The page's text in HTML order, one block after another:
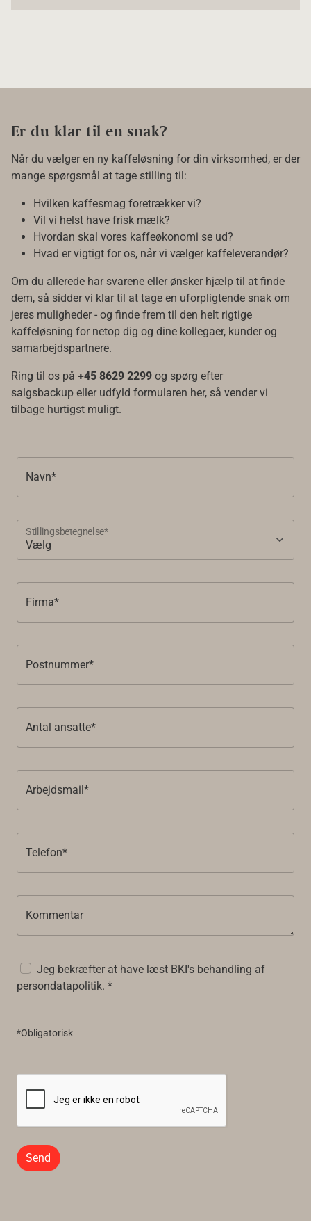
Er du klar til en snak?
Når du vælger en ny kaffeløsning for din virksomhed, er der
mange spørgsmål at tage stilling til:
Hvilken kaffesmag foretrækker vi?
Vil vi helst have frisk mælk?
Hvordan skal vores kaffeøkonomi se ud?
Hvad er vigtigt for os, når vi vælger kaffeleverandør?
Om du allerede har svarene eller ønsker hjælp til at finde
dem, så sidder vi klar til at tage en uforpligtende snak om
jeres muligheder - og finde frem til den helt rigtige
kaffeløsning for netop dig og dine kollegaer, kunder og
samarbejdspartnere.
Ring til os på +45 8629 2299 og spørg efter
salgsbackup eller udfyld formularen her, så vender vi
tilbage hurtigst muligt.
Navn*
Stillingsbetegnelse*
Firma*
Postnummer*
Antal ansatte*
Arbejdsmail*
Telefon*
Kommentar
Jeg bekræfter at have læst BKI's behandling af
persondatapolitik. *
*Obligatorisk
Send